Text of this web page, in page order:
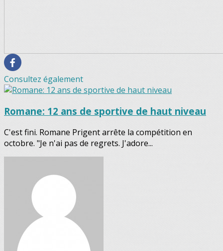
Consultez également
Romane: 12 ans de sportive de haut niveau
C'est fini. Romane Prigent arrête la compétition en
octobre. "Je n'ai pas de regrets. J'adore...